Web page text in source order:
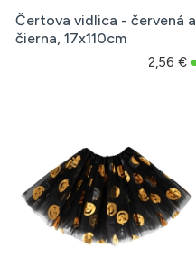
Čertova vidlica - červená a
čierna, 17x110cm
2,56 €